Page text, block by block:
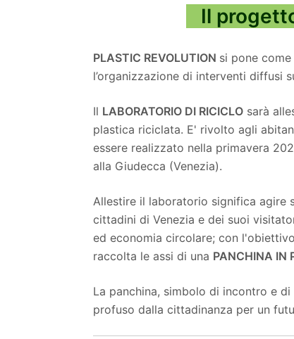
Il
PLASTIC REVOLUTION si pone
l’organizzazione di interventi diffusi
Il LABORATORIO DI RICICLO sarà
plastica riciclata. E' rivolto agli
essere realizzato nella primavera
alla Giudecca (Venezia).
Allestire il laboratorio significa agire
cittadini di Venezia e dei suoi
ed economia circolare; con
raccolta le assi di una PANCHINA IN
La panchina, simbolo di incontro e
profuso dalla cittadinanza per un